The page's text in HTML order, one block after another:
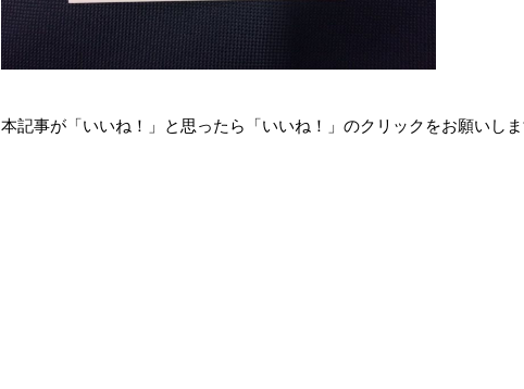
本記事が「いいね！」と思ったら「いいね！」のクリックをお願いし